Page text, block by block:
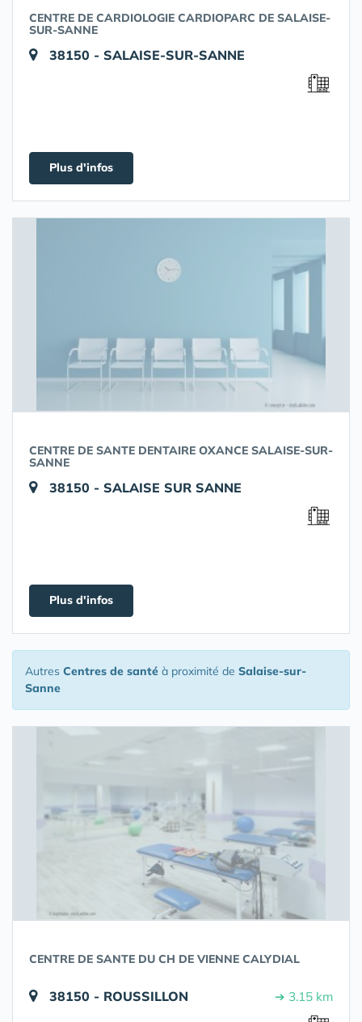
CENTRE DE CARDIOLOGIE CARDIOPARC DE SALAISE-
SUR-SANNE
38150 - SALAISE-SUR-SANNE
Plus d'infos
CENTRE DE SANTE DENTAIRE OXANCE SALAISE-SUR-
SANNE
38150 - SALAISE SUR SANNE
Plus d'infos
Autres Centres de santé à proximité de Salaise-sur-
Sanne
CENTRE DE SANTE DU CH DE VIENNE CALYDIAL
38150 - ROUSSILLON ➔ 3.15 km